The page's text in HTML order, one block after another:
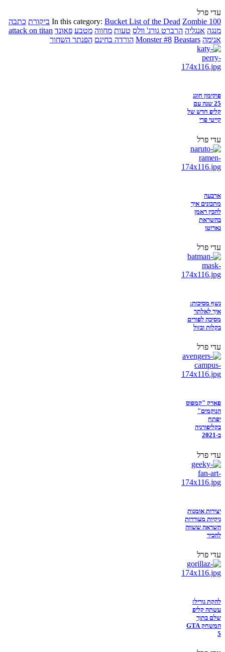
עדי פרל
In this category: Bucket List of the Dead Zombie 100 ביקורת כתבה
מנגה אנגליה הרברט גורג' וולס טעות מחווה מטבע פאונד attack on titan
אנימה
Monster #8 Beastars הורדה בחינם הפנתר השחור
פוקימון חוגג
25 שנה עם
קליפ חדש של
קייטי פרי
עדי פרל
ארבעה
מתכונים איך
להכין ראמן
בהשראת
נארוטו
עדי פרל
נשף מסיכות:
איך לאלתר
מסיכה לפורים
בקלות ובזול
עדי פרל
פארק "קמפוס
הנוקמים"
יפתח
בקליפורניה
ב-2021
עדי פרל
יצירות אומנות
גיקיות מעוררות
השראה ששווה
להכיר
עדי פרל
להקת גורילז
עשתה קליפ
שלם בתוך
המשחק GTA
5